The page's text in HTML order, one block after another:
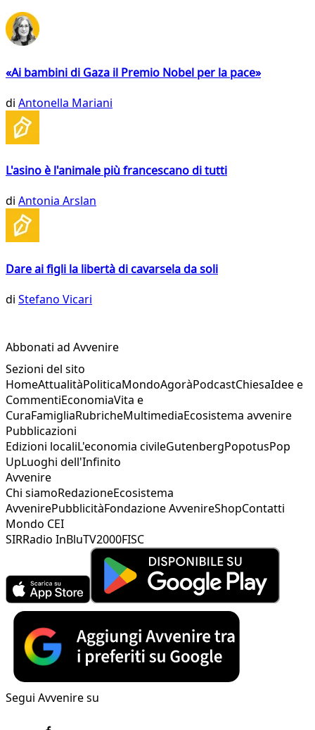
«Ai bambini di Gaza il Premio Nobel per la pace»
di Antonella Mariani
L'asino è l'animale più francescano di tutti
di Antonia Arslan
Dare ai figli la libertà di cavarsela da soli
di Stefano Vicari
Abbonati ad Avvenire
Sezioni del sito
HomeAttualitàPoliticaMondoAgoràPodcastChiesaIdee e
CommentiEconomiaVita e
CuraFamigliaRubricheMultimediaEcosistema avvenire
Pubblicazioni
Edizioni localiL'economia civileGutenbergPopotusPop
UpLuoghi dell'Infinito
Avvenire
Chi siamoRedazioneEcosistema
AvvenirePubblicitàFondazione AvvenireShopContatti
Mondo CEI
SIRRadio InBluTV2000FISC
Segui Avvenire su